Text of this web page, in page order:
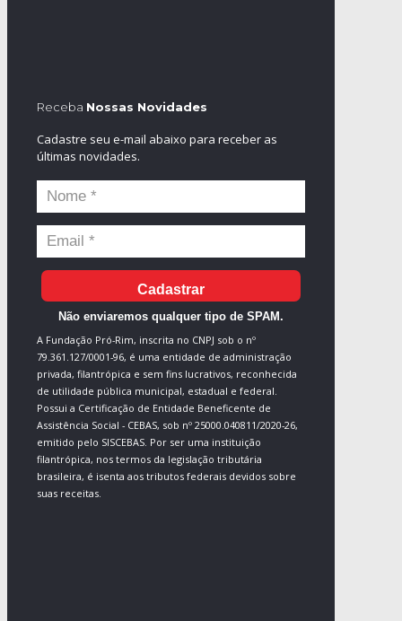
Receba Nossas Novidades
Cadastre seu e-mail abaixo para receber as
últimas novidades.
Cadastrar
Não enviaremos qualquer tipo de SPAM.
A Fundação Pró-Rim, inscrita no CNPJ sob o nº
79.361.127/0001-96, é uma entidade de administração
privada, filantrópica e sem fins lucrativos, reconhecida
de utilidade pública municipal, estadual e federal.
Possui a Certificação de Entidade Beneficente de
Assistência Social - CEBAS, sob nº 25000.040811/2020-26,
emitido pelo SISCEBAS. Por ser uma instituição
filantrópica, nos termos da legislação tributária
brasileira, é isenta aos tributos federais devidos sobre
suas receitas.